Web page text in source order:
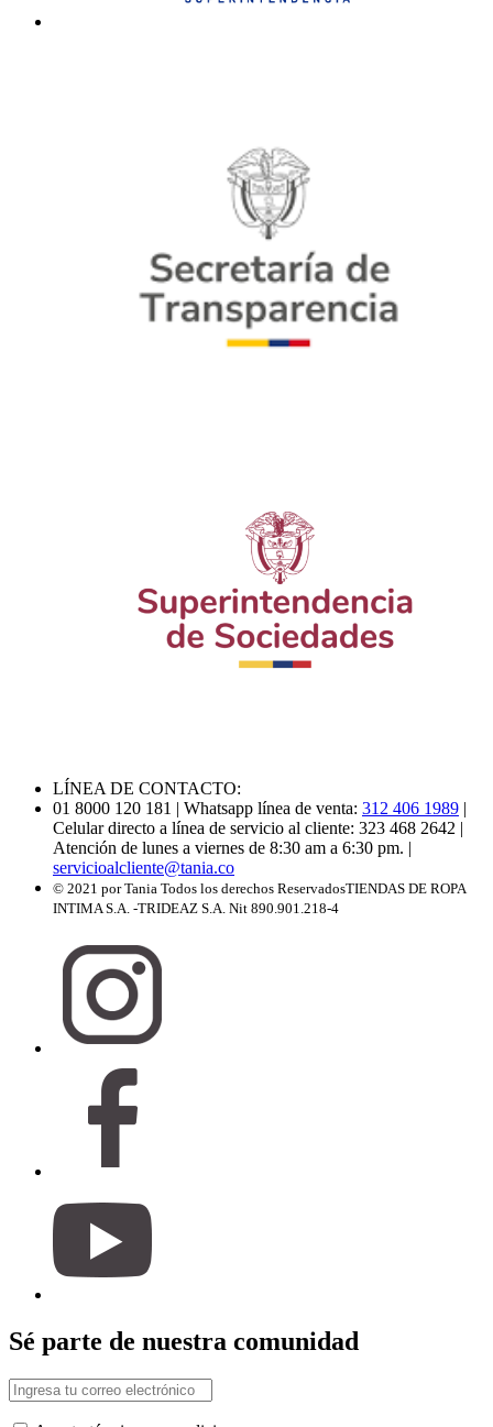
LÍNEA DE CONTACTO:
01 8000 120 181 | Whatsapp línea de venta: 312 406 1989
Celular directo a línea de servicio al cliente: 323 468 2642
Atención de lunes a viernes de 8:30 am a 6:30 pm.
servicioalcliente@tania.co
© 2021 por Tania Todos los derechos ReservadosTIENDAS DE ROPA
INTIMA S.A. -TRIDEAZ S.A. Nit 890.901.218-4
Sé parte de nuestra comunidad